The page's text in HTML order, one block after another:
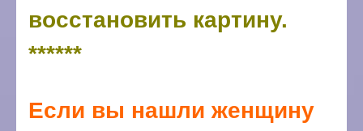
восстановить картину.
******
Если вы нашли женщину